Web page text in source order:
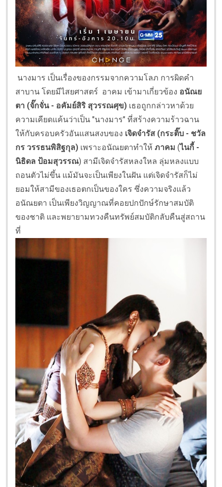
นางมาร เป็นเรื่องของกรรมจากความโลภ การผิดคํา
สาบาน โดยมีไสยศาสตร์ อาคม เข้ามาเกี่ยวข้อง อนัณย
ตา (จั๊กจั่น - อคัมย์สิริ สุวรรณศุข) เธอถูกกล่าวหาด้วย
ความเคียดแค้นว่าเป็น "นางมาร" ที่สร้างความร้าวฉาน
ให้กับครอบครัวอันแสนสงบของ เจิดจํารัส (กระติ๊บ - ชวัล
กร วรรธนพิสิฐกุล) เพราะอนัณยตาทําให้ ภาคม (ไนกี้ -
นิธิดล ป้อมสุวรรณ) สามีเจิดจํารัสหลงใหล ลุ่มหลงแบบ
ถอนตัวไม่ขึ้น แม้มันจะเป็นเพียงในฝัน แต่เจิดจํารัสก็ไม่
ยอมให้สามีของเธอตกเป็นของใคร ซึ่งความจริงแล้ว
อนัณยตา เป็นเพียงวิญญาณที่คอยปกปักษ์รักษาสมบัติ
ของชาติ และพยายามทวงคืนทรัพย์สมบัติกลับคืนสู่สถาน
ที่